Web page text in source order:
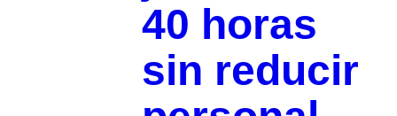
40 horas
sin reducir